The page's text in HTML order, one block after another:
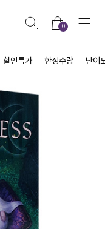
0
할인특가 한정수량 난이